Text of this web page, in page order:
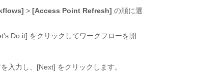
> [Access Point Refresh] の順に選
Do it] をクリックしてワークフローを開
入力し、[Next] をクリックします。